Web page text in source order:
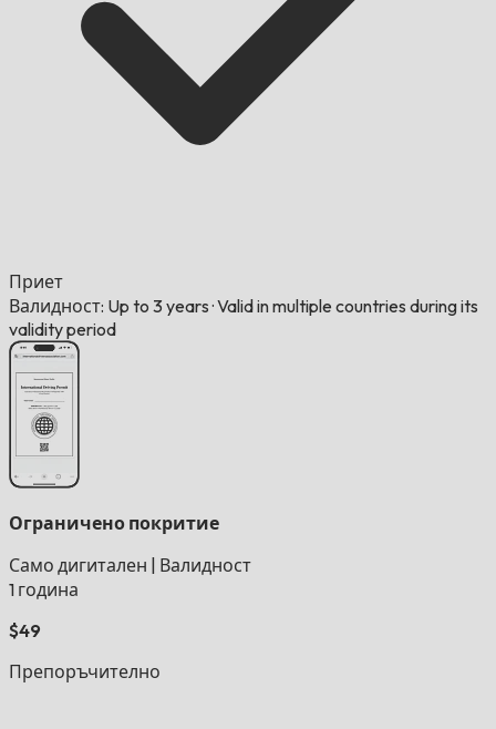
Приет
Валидност: Up to 3 years ·Valid in multiple countries during its
validity period
Ограничено покритие
Само дигитален
Валидност
1 година
$49
Препоръчително